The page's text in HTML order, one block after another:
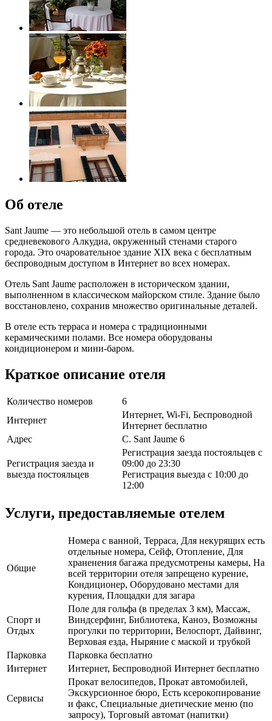
Об отеле
Sant Jaume — это небольшой отель в самом центре
средневекового Алкудиа, окруженный стенами старого
города. Это очаровательное здание XIX века с бесплатным
беспроводным доступом в Интернет во всех номерах.
Отель Sant Jaume расположен в историческом здании,
выполненном в классическом майорском стиле. Здание было
восстановлено, сохранив множество оригинальные деталей.
В отеле есть терраса и номера с традиционными
керамическими полами. Все номера оборудованы
кондиционером и мини-баром.
Краткое описание отеля
Количество номеров
6
Интернет
Интернет, Wi-Fi, Беспроводной
Интернет бесплатно
Адрес
C. Sant Jaume 6
Регистрация заезда и
выезда постояльцев
Регистрация заезда постояльцев с
09:00 до 23:30
Регистрация выезда с 10:00 до
12:00
Услуги, предоставляемые отелем
Общие
Номера с ванной, Терраса, Для некурящих есть
отдельные номера, Сейф, Отопление, Для
храненения багажа предусмотрены камеры, На
всей территории отеля запрещено курение,
Кондиционер, Оборудовано местами для
курения, Площадки для загара
Спорт и
Отдых
Поле для гольфа (в пределах 3 км), Массаж,
Виндсерфинг, Библиотека, Каноэ, Возможны
прогулки по территории, Велоспорт, Дайвинг,
Верховая езда, Ныряние с маской и трубкой
Парковка
Парковка бесплатно
Интернет
Интернет, Беспроводной Интернет бесплатно
Сервисы
Прокат велосипедов, Прокат автомобилей,
Экскурсионное бюро, Есть ксерокопирование
и факс, Специальные диетические меню (по
запросу), Торговый автомат (напитки)